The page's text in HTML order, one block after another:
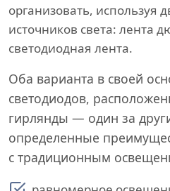
организовать, используя
источников света: лента
светодиодная лента.
Оба варианта в своей
светодиодов,
гирлянды — один за
определенные
с традиционным